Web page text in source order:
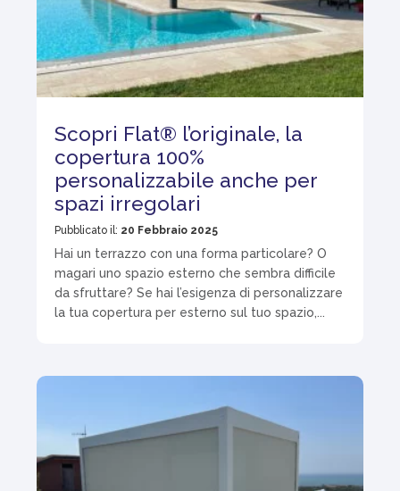
Scopri Flat® l’originale, la
copertura 100%
personalizzabile anche per
spazi irregolari
Pubblicato il: 20 Febbraio 2025
Hai un terrazzo con una forma particolare? O
magari uno spazio esterno che sembra difficile
da sfruttare? Se hai l’esigenza di personalizzare
la tua copertura per esterno sul tuo spazio,...